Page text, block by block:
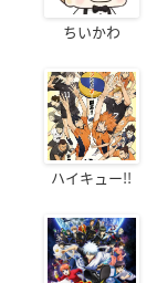
ちいかわ
ハイキュー!!